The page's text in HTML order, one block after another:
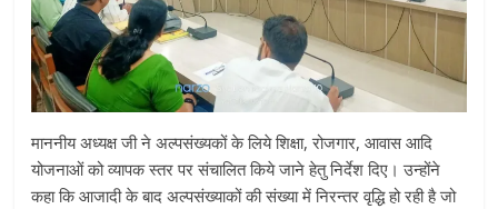
माननीय अध्यक्ष जी ने अल्पसंख्यकों के लिये शिक्षा, रोजगार, आवास आदि
योजनाओं को व्यापक स्तर पर संचालित किये जाने हेतु निर्देश दिए। उन्होंने
कहा कि आजादी के बाद अल्पसंख्याकों की संख्या में निरन्तर वृद्धि हो रही है जो